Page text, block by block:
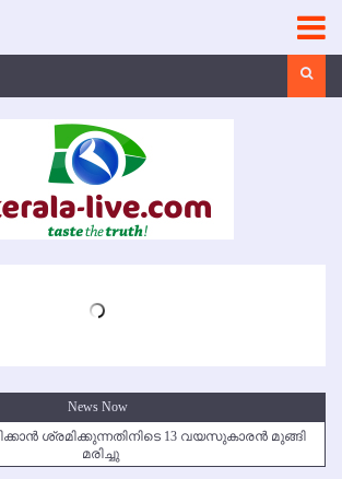
News Now
ശ്രമിക്കുന്നതിനിടെ 13 വയസുകാരന്‍ മുങ്ങി
മരിച്ചു